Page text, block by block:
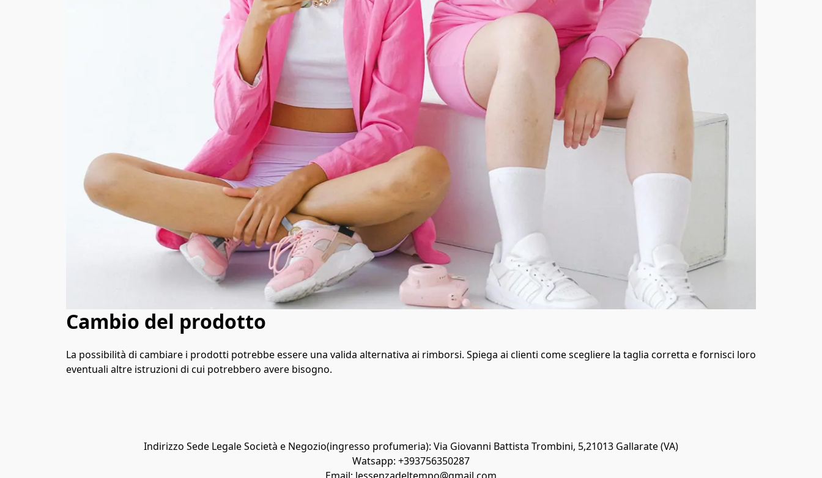
Cambio del prodotto
La possibilità di cambiare i prodotti potrebbe essere una valida alternativa ai rimborsi. Spiega ai clienti come scegliere la taglia corretta e fornisci loro
eventuali altre istruzioni di cui potrebbero avere bisogno.
Indirizzo Sede Legale Società e Negozio(ingresso profumeria): Via Giovanni Battista Trombini, 5,21013 Gallarate (VA)
Watsapp: +393756350287
Email: lessenzadeltempo@gmail.com